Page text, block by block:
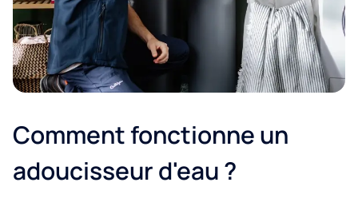
Comment fonctionne un
adoucisseur d'eau ?